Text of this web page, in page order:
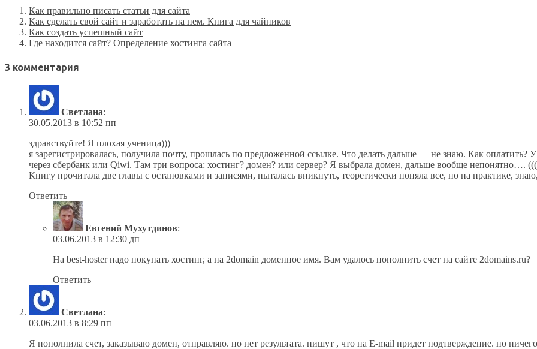
Как правильно писать статьи для сайта
Как сделать свой сайт и заработать на нем. Книга для чайников
Как создать успешный сайт
Где находится сайт? Определение хостинга сайта
3 комментария
Светлана:
30.05.2013 в 10:52 пп
здравствуйте! Я плохая ученица)))
я зарегистрировалась, получила почту, прошлась по предложенной ссылке. Что делать дальше — не знаю. Как оплатить?
через сбербанк или Qiwi. Там три вопроса: хостинг? домен? или сервер? Я выбрала домен, дальше вообще непонятно…. (((
Книгу прочитала две главы с остановками и записями, пыталась вникнуть, теоретически поняла все, но на практике,
Ответить
Евгений Мухутдинов:
03.06.2013 в 12:30 дп
На best-hoster надо покупать хостинг, а на 2domain доменное имя. Вам удалось пополнить счет на сайте 2domains.ru?
Ответить
Светлана:
03.06.2013 в 8:29 пп
Я пополнила счет, заказываю домен, отправляю. но нет результата. пишут , что на Е-mail придет подтверждение. но